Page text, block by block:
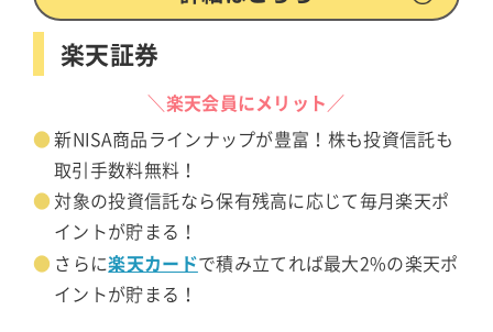
楽天証券
＼楽天会員にメリット／
新NISA商品ラインナップが豊富！株も投資信託も
取引手数料無料！
対象の投資信託なら保有残高に応じて毎月楽天ポ
イントが貯まる！
さらに楽天カードで積み立てれば最大2%の楽天ポ
イントが貯まる！